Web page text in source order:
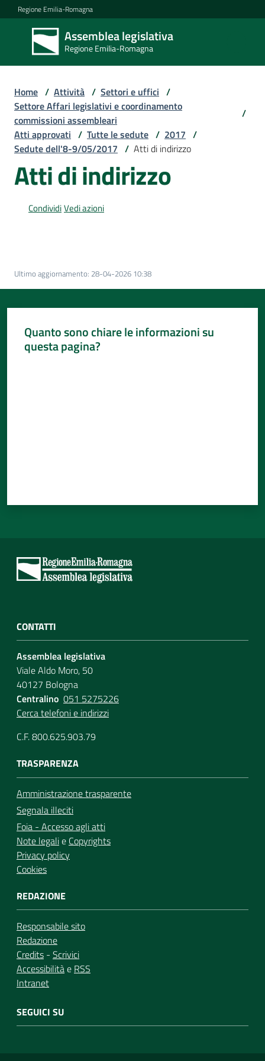
Vai al contenuto
Vai alla navigazione
Vai al footer
Regione Emilia-Romagna
Assemblea legislativa
Regione Emilia-Romagna
Assemblea
legislativa
Regione Emilia-
Assemblea
Attività
Per
Per
cittadini
Home / Attività / Settori e uffici /
Settore Affari legislativi e coordinamento
commissioni assembleari
/
Atti approvati / Tutte le sedute / 2017 /
Sedute dell'8-9/05/2017 / Atti di indirizzo
Atti di indirizzo
CondividiVedi azioni
Ultimo aggiornamento: 28-04-2026 10:38
Quanto sono chiare le informazioni su
questa pagina?
CONTATTI
Assemblea legislativa
Viale Aldo Moro, 50
40127 Bologna
Centralino 051 5275226
Cerca telefoni e indirizzi
C.F. 800.625.903.79
TRASPARENZA
Amministrazione trasparente
Segnala illeciti
Foia - Accesso agli atti
Note legalie Copyrights
Privacy policy
Cookies
REDAZIONE
Responsabile sito
Redazione
Credits - Scrivici
Accessibilitàe RSS
Intranet
SEGUICI SU